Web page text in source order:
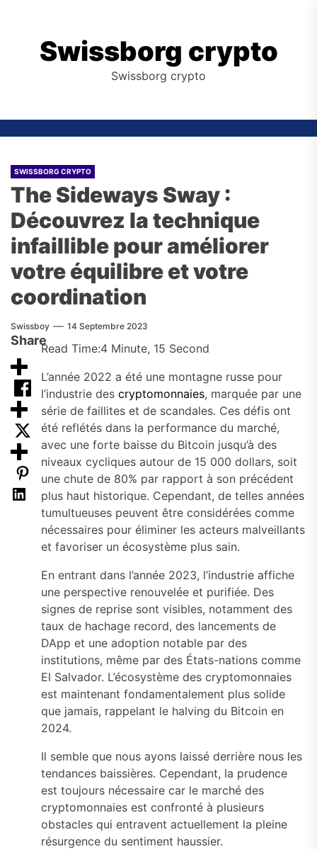
Swissborg crypto
Swissborg crypto
SWISSBORG CRYPTO
The Sideways Sway :
Découvrez la technique
infaillible pour améliorer
votre équilibre et votre
coordination
Swissboy 14 Septembre 2023
Share
Read Time:4 Minute, 15 Second
L’année 2022 a été une montagne russe pour
l’industrie des cryptomonnaies, marquée par une
série de faillites et de scandales. Ces défis ont
été reflétés dans la performance du marché,
avec une forte baisse du Bitcoin jusqu’à des
niveaux cycliques autour de 15 000 dollars, soit
une chute de 80% par rapport à son précédent
plus haut historique. Cependant, de telles années
tumultueuses peuvent être considérées comme
nécessaires pour éliminer les acteurs malveillants
et favoriser un écosystème plus sain.
En entrant dans l’année 2023, l’industrie affiche
une perspective renouvelée et purifiée. Des
signes de reprise sont visibles, notamment des
taux de hachage record, des lancements de
DApp et une adoption notable par des
institutions, même par des États-nations comme
El Salvador. L’écosystème des cryptomonnaies
est maintenant fondamentalement plus solide
que jamais, rappelant le halving du Bitcoin en
2024.
Il semble que nous ayons laissé derrière nous les
tendances baissières. Cependant, la prudence
est toujours nécessaire car le marché des
cryptomonnaies est confronté à plusieurs
obstacles qui entravent actuellement la pleine
résurgence du sentiment haussier.